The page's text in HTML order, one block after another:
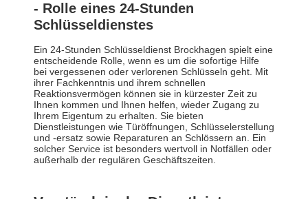
- Rolle eines 24-Stunden
Schlüsseldienstes
Ein 24-Stunden Schlüsseldienst Brockhagen spielt eine
entscheidende Rolle, wenn es um die sofortige Hilfe
bei vergessenen oder verlorenen Schlüsseln geht. Mit
ihrer Fachkenntnis und ihrem schnellen
Reaktionsvermögen können sie in kürzester Zeit zu
Ihnen kommen und Ihnen helfen, wieder Zugang zu
Ihrem Eigentum zu erhalten. Sie bieten
Dienstleistungen wie Türöffnungen, Schlüsselerstellung
und -ersatz sowie Reparaturen an Schlössern an. Ein
solcher Service ist besonders wertvoll in Notfällen oder
außerhalb der regulären Geschäftszeiten.